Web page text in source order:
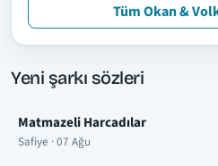
Tüm Okan &
Yeni şarkı sözleri
Matmazeli Harcadılar
Safiye · 07 Ağu